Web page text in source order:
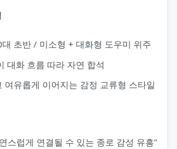
초반 / 미소형 + 대화형 도우미 위주
대화 흐름 따라 자연 합석
여유롭게 이어지는 감정 교류형 스타일
스럽게 연결될 수 있는 종로 감성 유흥”